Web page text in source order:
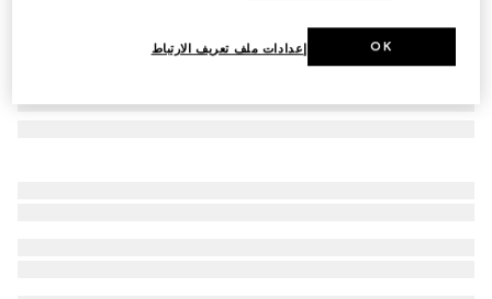
إعدادات ملف تعريف الارتباط OK